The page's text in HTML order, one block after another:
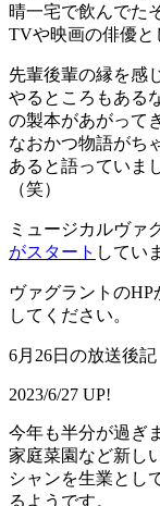
晴一宅で飲んでた
TVや映画の俳優と
先輩後輩の縁を感
やるところもある
の製本があがって
なおかつ物語がち
あると語っていま
（笑）
ミュージカルヴァ
がスタート してい
ヴァグラントの
してください。
6月26日の放送後記
2023/6/27 UP!
今年も半分が過ぎ
家庭菜園など新し
シャンを生業とし
るようです。